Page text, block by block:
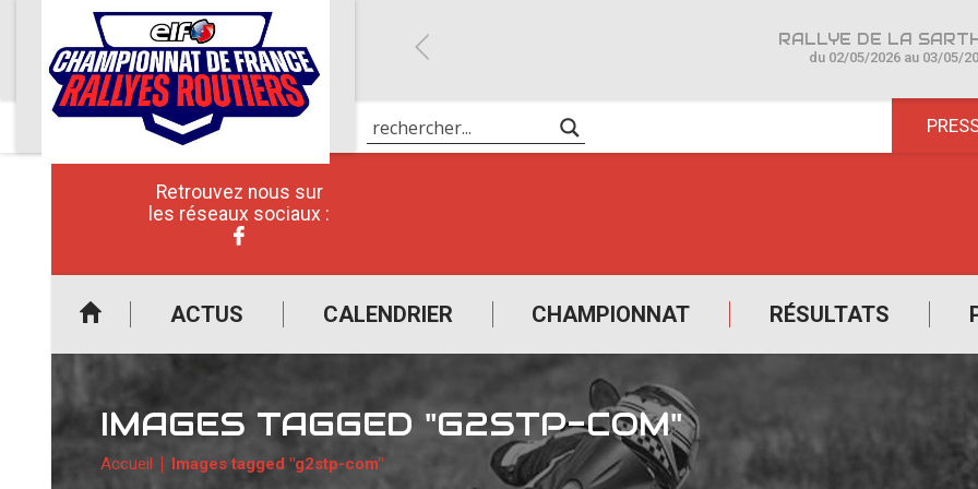
Retrouvez nous sur
les réseaux sociaux :
ACTUS CALENDRIER CHAMPIONNAT RÉSULTATS
du 02/05/2026 au 03/05/
IMAGES TAGGED "G2STP-COM"
Accueil Images tagged "g2stp-com"